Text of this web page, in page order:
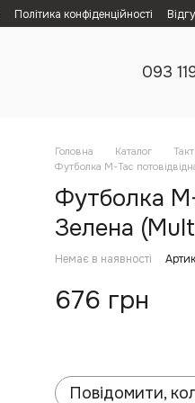
Політика конфіденційності
093
Головна Каталог
Футболка M-Tac
Футболка
Зелена
Немає в наявності
676 грн
Повідомити,